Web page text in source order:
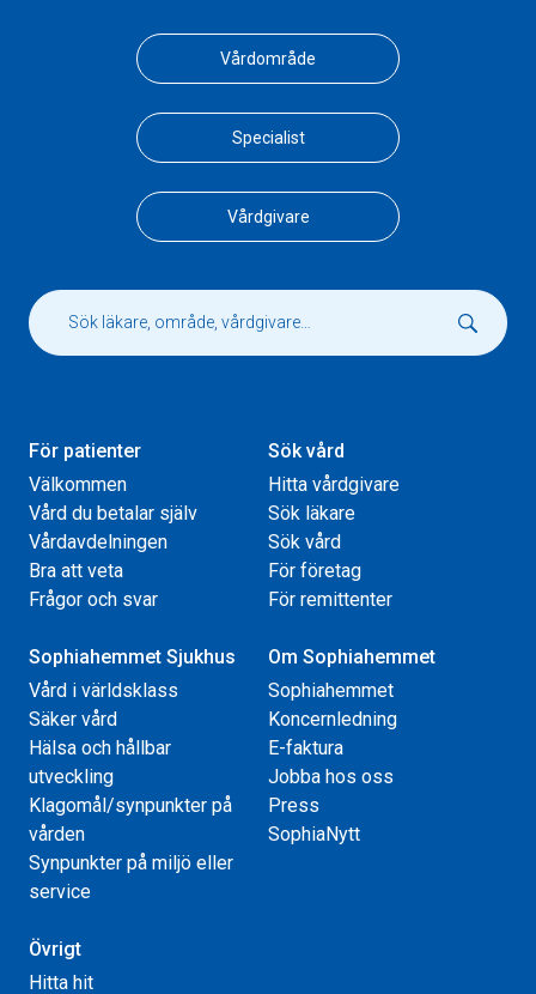
Vårdområde
Specialist
Vårdgivare
För patienter
Välkommen
Vård du betalar själv
Vårdavdelningen
Bra att veta
Frågor och svar
Sök vård
Hitta vårdgivare
Sök läkare
Sök vård
För företag
För remittenter
Sophiahemmet Sjukhus
Vård i världsklass
Säker vård
Hälsa och hållbar
utveckling
Klagomål/synpunkter på
vården
Synpunkter på miljö eller
service
Om Sophiahemmet
Sophiahemmet
Koncernledning
E-faktura
Jobba hos oss
Press
SophiaNytt
Övrigt
Hitta hit